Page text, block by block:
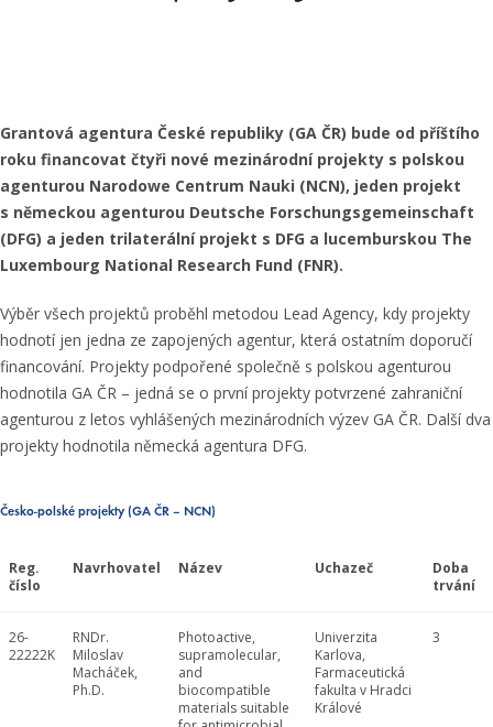
Grantová agentura České republiky (GA ČR) bude od příštího
roku financovat čtyři nové mezinárodní projekty s polskou
agenturou Narodowe Centrum Nauki (NCN), jeden projekt
s německou agenturou Deutsche Forschungsgemeinschaft
(DFG) a jeden trilaterální projekt s DFG a lucemburskou The
Luxembourg National Research Fund (FNR).
Výběr všech projektů proběhl metodou Lead Agency, kdy projekty
hodnotí jen jedna ze zapojených agentur, která ostatním doporučí
financování. Projekty podpořené společně s polskou agenturou
hodnotila GA ČR – jedná se o první projekty potvrzené zahraniční
agenturou z letos vyhlášených mezinárodních výzev GA ČR. Další dva
projekty hodnotila německá agentura DFG.
Česko-polské projekty (GA ČR – NCN)
Reg.
číslo
Navrhovatel Název Uchazeč
Doba
trvání
26-
22222K
RNDr.
Miloslav
Macháček,
Ph.D.
Photoactive,
supramolecular,
and
biocompatible
materials suitable
Univerzita
Karlova,
Farmaceutická
fakulta v Hradci
Králové
3